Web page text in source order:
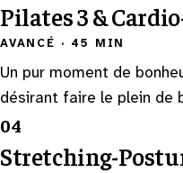
Pilates 3 &
AVANCÉ · 45 MIN
Un pur moment de
désirant faire le plein de
04
Stretching-